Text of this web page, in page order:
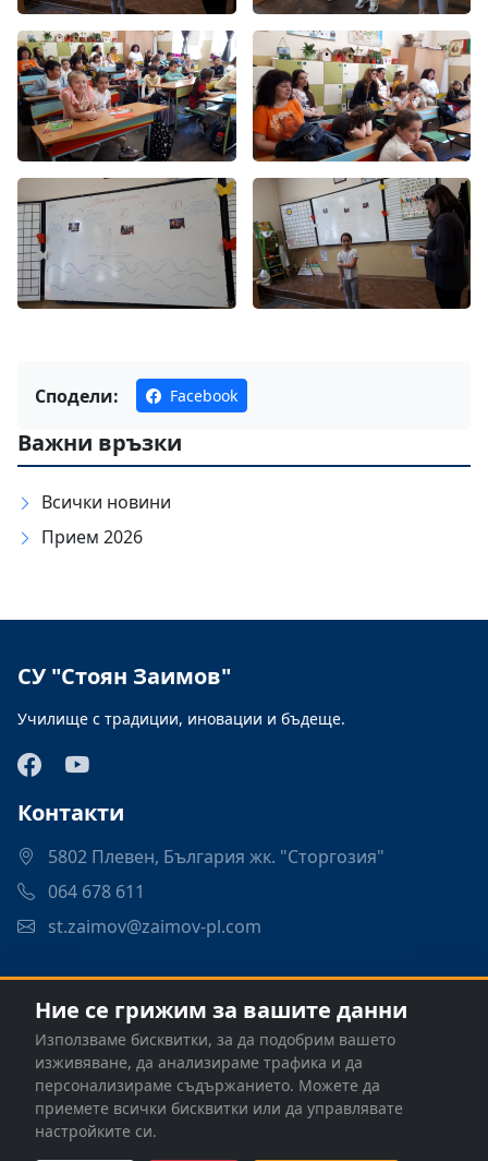
Сподели: Facebook
Важни връзки
Всички новини
Прием 2026
СУ "Стоян Заимов"
Училище с традиции, иновации и бъдеще.
Контакти
5802 Плевен, България жк. "Сторгозия"
064 678 611
st.zaimov@zaimov-pl.com
Връзки
Програми
Контакти
© 2026 СУ "Стоян Заимов" - Плевен. Всички права
Ние се грижим за вашите данни
Използваме бисквитки, за да подобрим вашето
изживяване, да анализираме трафика и да
персонализираме съдържанието. Можете да
приемете всички бисквитки или да управлявате
настройките си.